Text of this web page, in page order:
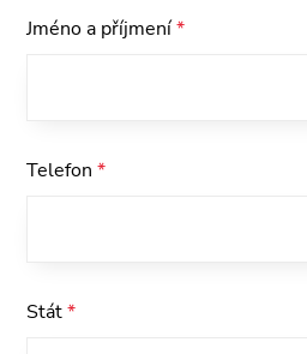
Jméno a příjmení*
Telefon *
Stát*